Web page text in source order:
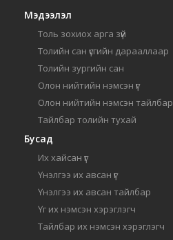
Мэдээлэл
Толь зохиох арга зүй
Толийн сан үсгийн дарааллаар
Толийн зургийн сан
Олон нийтийн нэмсэн үг
Олон нийтийн нэмсэн тайлбар
Тайлбар толийн тухай
Бусад
Их хайсан үг
Үнэлгээ их авсан үг
Үнэлгээ их авсан тайлбар
Үг их нэмсэн хэрэглэгч
Тайлбар их нэмсэн хэрэглэгч